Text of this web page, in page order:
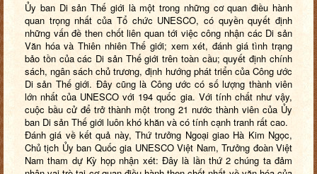
Ủy ban Di sảnThế giới là một trong những cơ quan điều hành
quan trọng nhất của Tổ chức UNESCO, có quyền quyết định
những vấn đề then chốt liên quan tới việc công nhận các Di sản
Văn hóa và Thiên nhiên Thế giới; xem xét, đánh giá tình trạng
bảo tồn của các Di sản Thế giới trên toàn cầu; quyết định chính
sách, ngân sách chủ trương, định hướng phát triển của Công ước
Di sản Thế giới. Đây cũng là Công ước có số lượng thành viên
lớn nhất của UNESCO với 194 quốc gia. Với tính chất như vậy,
cuộc bầu cử để trở thành một trong 21 nước thành viên của Ủy
ban Di sản Thế giới luôn khó khăn và có tính cạnh tranh rất cao.
Đánh giá về kết quả này, Thứ trưởng Ngoại giao Hà Kim Ngọc,
Chủ tịch Ủy ban Quốc gia UNESCO Việt Nam, Trưởng đoàn Việt
Nam tham dự Kỳ họp nhận xét: Đây là lần thứ 2 chúng ta đảm